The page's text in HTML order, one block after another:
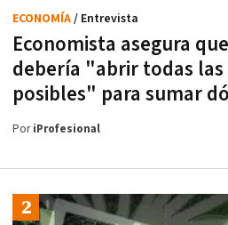
Economista asegura
debería "abrir todas las
posibles" para sumar
ECONOMÍA/ Entrevista
PoriProfesional